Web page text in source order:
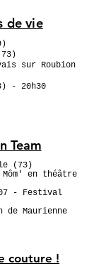
de vie
sur Roubion
- 20h30
Team
(73)
en théâtre
- Festival
de Maurienne
couture !